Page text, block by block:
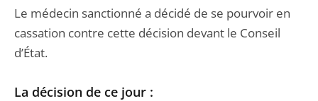
Le médecin sanctionné a décidé de se pourvoir en
cassation contre cette décision devant le Conseil
d’État.
La décision de ce jour :